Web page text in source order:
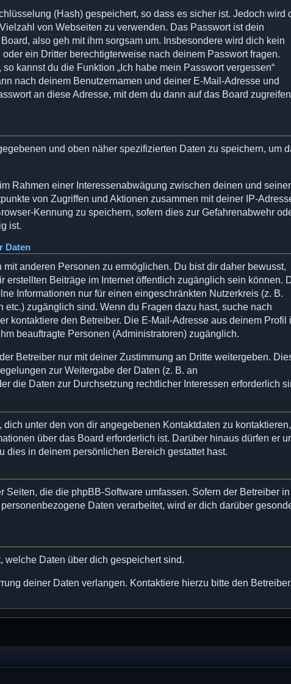
(Hash) gespeichert, so dass es sicher ist. Jedoch wird
von Webseiten zu verwenden. Das Passwort ist dein
also geh mit ihm sorgsam um. Insbesondere wird dich kein
ein Dritter berechtigterweise nach deinem Passwort fragen.
kannst du die Funktion „Ich habe mein Passwort vergessen“
nach deinem Benutzernamen und deiner E-Mail-Adresse und
an diese Adresse, mit dem du dann auf das Board zugreifen
und oben näher spezifizierten Daten zu speichern, um
Rahmen einer Interessenabwägung zwischen deinen und
von Zugriffen und Aktionen zusammen mit deiner IP-
Kennung zu speichern, sofern dies zur Gefahrenabwehr
ist.
Daten
anderen Personen zu ermöglichen. Du bist dir daher bewusst,
erstellten Beiträge im Internet öffentlich zugänglich sein können.
Informationen nur für einen eingeschränkten Nutzerkreis (z. B.
etc.) zugänglich sind. Wenn du Fragen dazu hast, suche nach
kontaktiere den Betreiber. Die E-Mail-Adresse aus deinem Profil
beauftragte Personen (Administratoren) zugänglich.
Betreiber nur mit deiner Zustimmung an Dritte weitergeben.
zur Weitergabe der Daten (z. B. an
die Daten zur Durchsetzung rechtlicher Interessen erforderlich
unter den von dir angegebenen Kontaktdaten zu kontaktieren,
über das Board erforderlich ist. Darüber hinaus dürfen er
dies in deinem persönlichen Bereich gestattet hast.
Seiten, die die phpBB-Software umfassen. Sofern der Betreiber in
Daten verarbeitet, wird er dich darüber
welche Daten über dich gespeichert sind.
deiner Daten verlangen. Kontaktiere hierzu bitte den Betreiber.